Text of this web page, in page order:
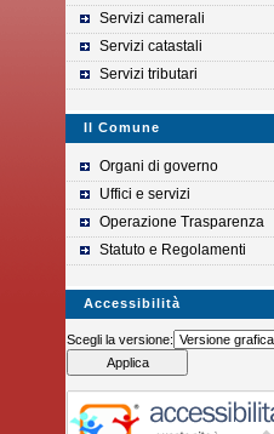
Servizi camerali
Servizi catastali
Servizi tributari
Il Comune
Organi di governo
Uffici e servizi
Operazione Trasparenza
Statuto e Regolamenti
Accessibilità
Scegli la versione: